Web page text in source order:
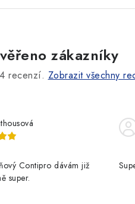
zákazníky
recenzí. Zobrazit všechny
Contipro dávám již
super.